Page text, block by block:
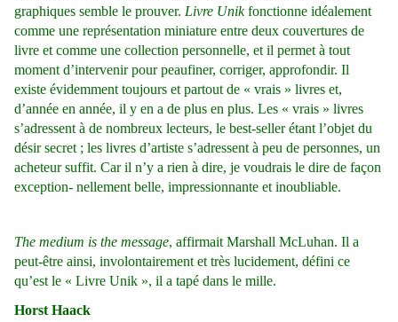
graphiques semble le prouver. Livre Unikfonctionne idéalement
comme une représentation miniature entre deux couvertures de
livre et comme une collection personnelle, et il permet à tout
moment d’intervenir pour peaufiner, corriger, approfondir. Il
existe évidemment toujours et partout de « vrais » livres et,
d’année en année, il y en a de plus en plus. Les « vrais » livres
s’adressent à de nombreux lecteurs, le best-seller étant l’objet du
désir secret ; les livres d’artiste s’adressent à peu de personnes, un
acheteur suffit. Car il n’y a rien à dire, je voudrais le dire de façon
exception- nellement belle, impressionnante et inoubliable.
The medium is the message, affirmait Marshall McLuhan. Il a
peut-être ainsi, involontairement et très lucidement, défini ce
qu’est le « Livre Unik », il a tapé dans le mille.
Horst Haack